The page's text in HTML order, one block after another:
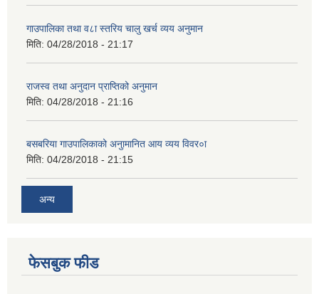
गाउपालिका तथा व८ा स्तरिय चालु खर्च व्यय अनुमान
मिति: 04/28/2018 - 21:17
राजस्व तथा अनुदान प्राप्तिको अनुमान
मिति: 04/28/2018 - 21:16
बसबरिया गाउपालिकाको अनुामानित आय व्यय विवर०ा
मिति: 04/28/2018 - 21:15
अन्य
फेसबुक फीड